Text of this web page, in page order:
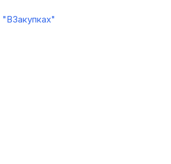
"ВЗакупках"